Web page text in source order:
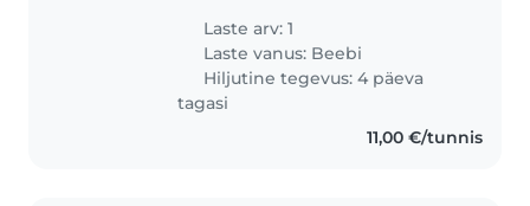
applicants. Thank you! 😊 We are
a Swedish-Hungarian family..
Laste arv: 1
Laste vanus: Beebi
Hiljutine tegevus: 4 päeva
tagasi
11,00 €/tunnis